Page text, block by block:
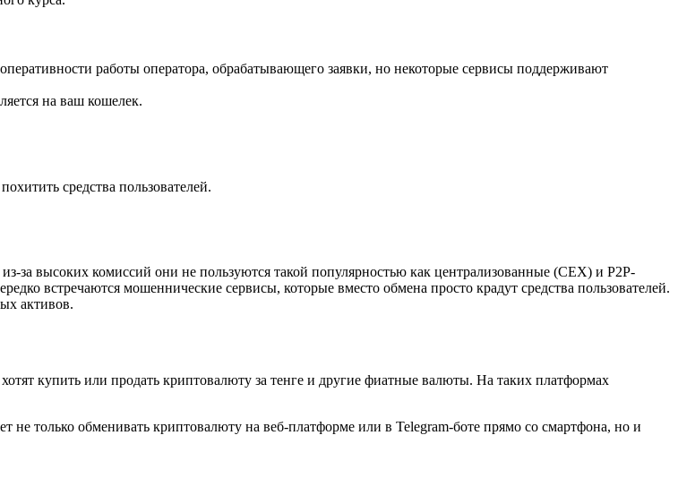
работы оператора, обрабатывающего заявки, но некоторые сервисы поддерживают
на ваш кошелек.
средства пользователей.
за высоких комиссий они не пользуются такой популярностью как централизованные (CEX) и P2P-
встречаются мошеннические сервисы, которые вместо обмена просто крадут средства пользователей.
активов.
купить или продать криптовалюту за тенге и другие фиатные валюты. На таких платформах
только обменивать криптовалюту на веб-платформе или в Telegram-боте прямо со смартфона, но и